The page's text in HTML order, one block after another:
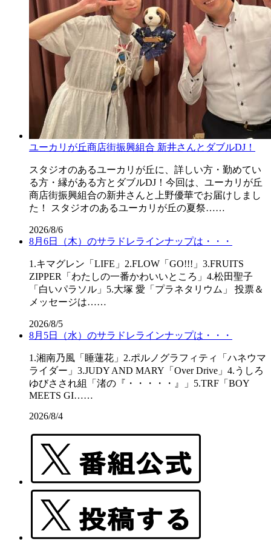
ユーカリが丘商店街振興組合 新井さんとダブルDJ！
スタジオのあるユーカリが丘に、詳しい方・勤めてい
る方・縁がある方とダブルDJ！今回は、ユーカリが丘
商店街振興組合の新井さんと上野優華でお届けしまし
た！ スタジオのあるユーカリが丘の夏祭……
2026/8/6
8月6日（木）のサラドレラインナップは・・・
1.キマグレン「LIFE」2.FLOW「GO!!!」3.FRUITS
ZIPPER「わたしの一番かわいいところ」4.松田聖子
「白いパラソル」5.大塚 愛「プラネタリウム」 投票＆
メッセージは……
2026/8/5
8月5日（水）のサラドレラインナップは・・・
1.湘南乃風「睡蓮花」2.ポルノグラフィティ「ハネウマ
ライダー」3.JUDY AND MARY「Over Drive」4.うしろ
ゆびさされ組「渚の『・・・・・』」5.TRF「BOY
MEETS GI……
2026/8/4